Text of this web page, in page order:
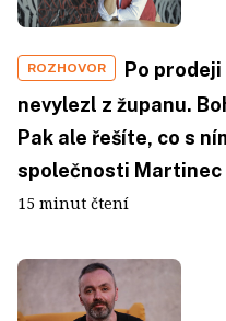
ROZHOVOR
Po
nevylezl z županu.
Pak ale řešíte, co s
společnosti Martinec
15 minut čtení